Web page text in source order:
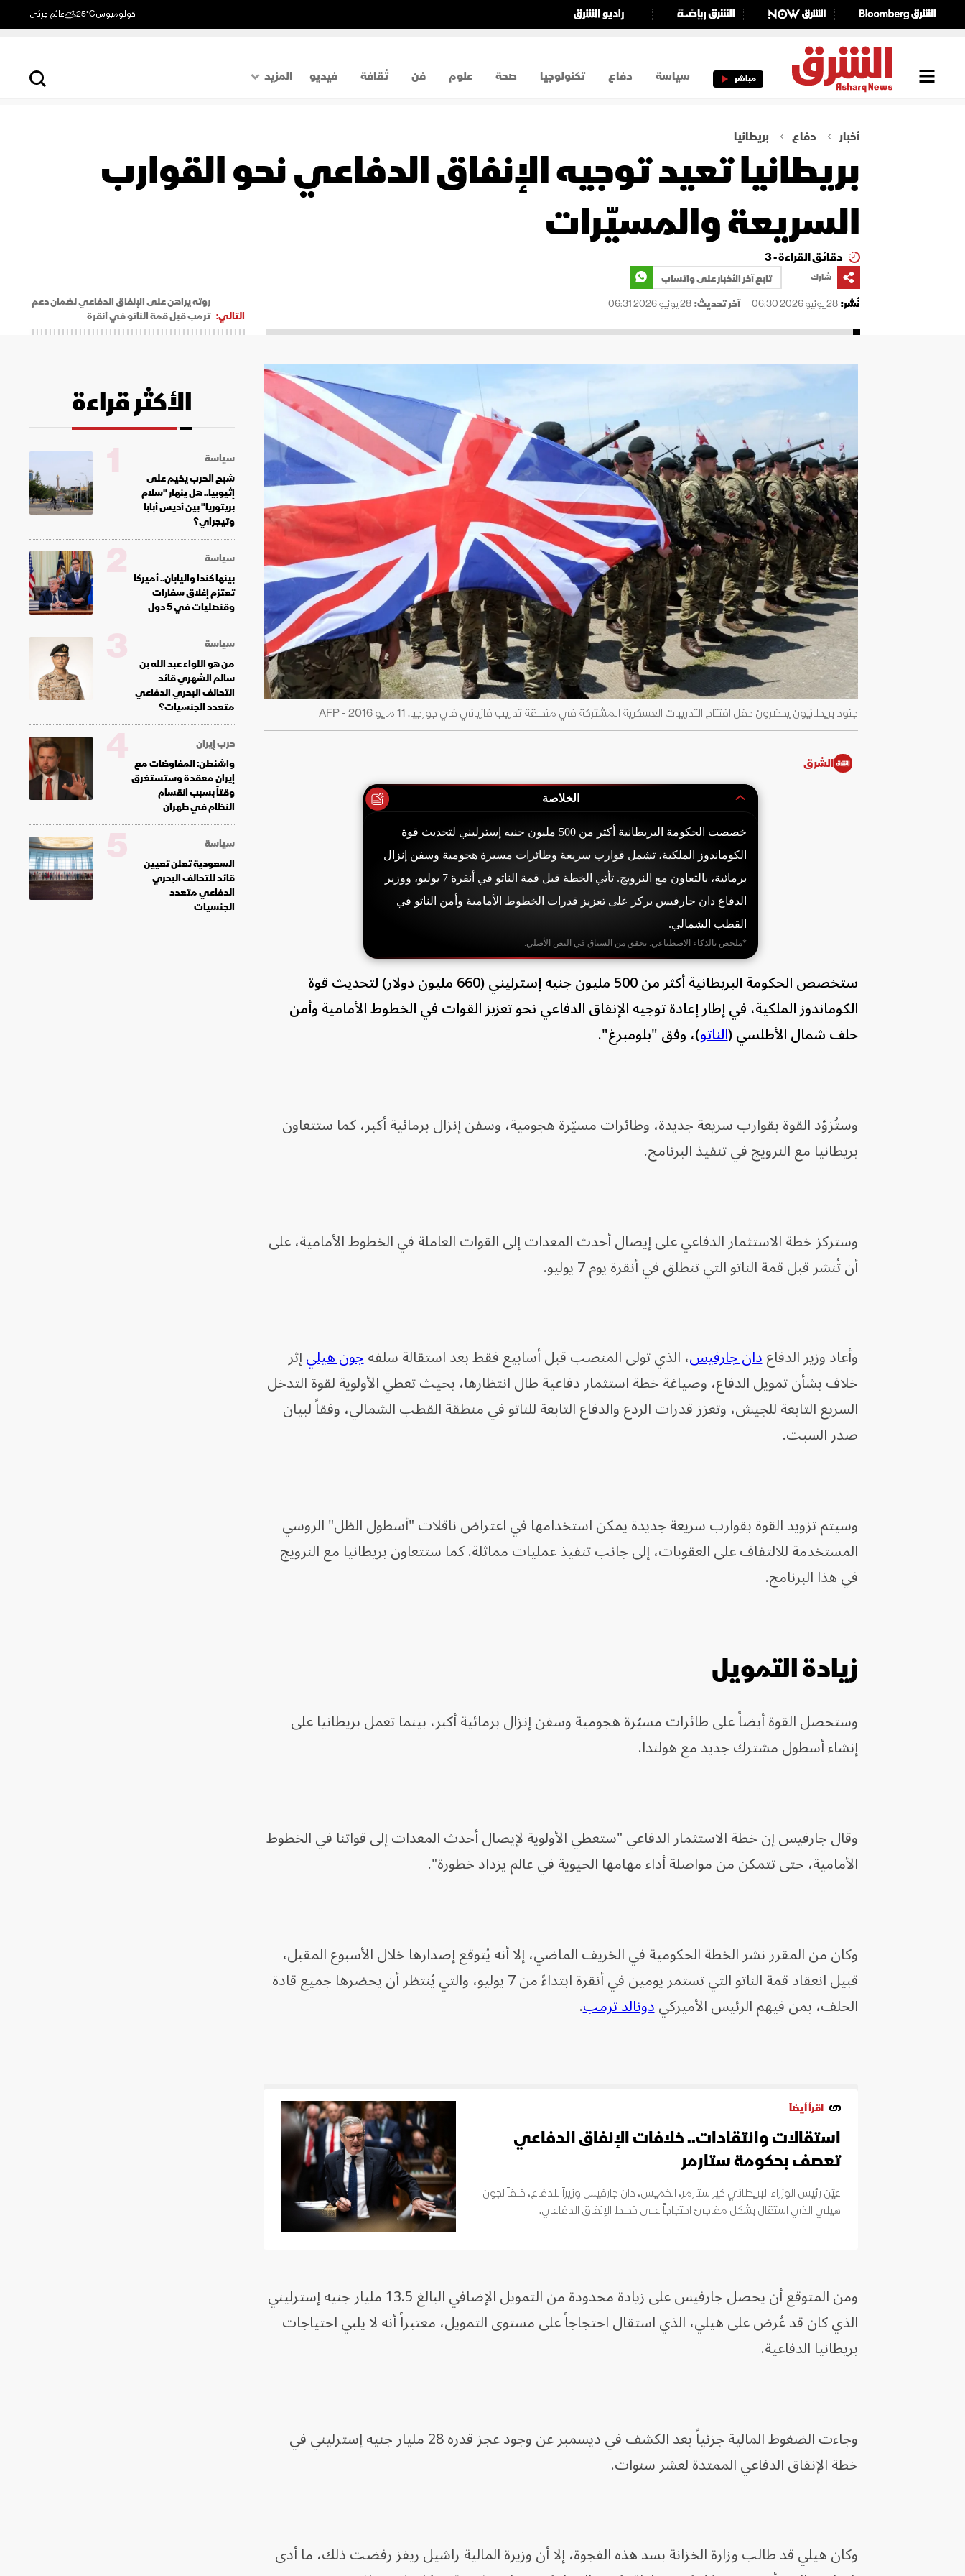
كولومبوس25°C غائم جزئي
مباشر سياسة دفاع تكنولوجيا صحة علوم فن ثقافة فيديو
المزيد
اقتصاد
أخبار دفاع بريطانيا
بريطانيا تعيد توجيه الإنفاق الدفاعي نحو القوارب
السريعة والمسيّرات
دقائق القراءة - 3
شارك
تابع آخر الأخبار على واتساب
نُشر:28 يونيو 2026 06:30 آخر تحديث:28 يونيو 2026 06:31
التالي:
روته يراهن على الإنفاق الدفاعي لضمان دعم
ترمب قبل قمة الناتو في أنقرة
جنود بريطانيون يحضرون حفل افتتاح التدريبات العسكرية المشتركة في منطقة تدريب فازياني في جورجيا. 11 مايو 2016 - AFP
الشرق
الخلاصة
خصصت الحكومة البريطانية أكثر من 500 مليون جنيه إسترليني لتحديث قوة
الكوماندوز الملكية، تشمل قوارب سريعة وطائرات مسيرة هجومية وسفن إنزال
برمائية، بالتعاون مع النرويج. تأتي الخطة قبل قمة الناتو في أنقرة 7 يوليو، ووزير
الدفاع دان جارفيس يركز على تعزيز قدرات الخطوط الأمامية وأمن الناتو في
القطب الشمالي.
*ملخص بالذكاء الاصطناعي. تحقق من السياق في النص الأصلي.
ستخصص الحكومة البريطانية أكثر من 500 مليون جنيه إسترليني (660 مليون دولار) لتحديث قوة
الكوماندوز الملكية، في إطار إعادة توجيه الإنفاق الدفاعي نحو تعزيز القوات في الخطوط الأمامية وأمن
حلف شمال الأطلسي (الناتو)، وفق "بلومبرغ".
وستُزوّد القوة بقوارب سريعة جديدة، وطائرات مسيّرة هجومية، وسفن إنزال برمائية أكبر، كما ستتعاون
بريطانيا مع النرويج في تنفيذ البرنامج.
وستركز خطة الاستثمار الدفاعي على إيصال أحدث المعدات إلى القوات العاملة في الخطوط الأمامية، على
أن تُنشر قبل قمة الناتو التي تنطلق في أنقرة يوم 7 يوليو.
وأعاد وزير الدفاعدان جارفيس، الذي تولى المنصب قبل أسابيع فقط بعد استقالة سلفهجون هيليإثر
خلاف بشأن تمويل الدفاع، وصياغة خطة استثمار دفاعية طال انتظارها، بحيث تعطي الأولوية لقوة التدخل
السريع التابعة للجيش، وتعزز قدرات الردع والدفاع التابعة للناتو في منطقة القطب الشمالي، وفقاً لبيان
صدر السبت.
وسيتم تزويد القوة بقوارب سريعة جديدة يمكن استخدامها في اعتراض ناقلات "أسطول الظل" الروسي
المستخدمة للالتفاف على العقوبات، إلى جانب تنفيذ عمليات مماثلة. كما ستتعاون بريطانيا مع النرويج
في هذا البرنامج.
زيادة التمويل
وستحصل القوة أيضاً على طائرات مسيّرة هجومية وسفن إنزال برمائية أكبر، بينما تعمل بريطانيا على
إنشاء أسطول مشترك جديد مع هولندا.
وقال جارفيس إن خطة الاستثمار الدفاعي "ستعطي الأولوية لإيصال أحدث المعدات إلى قواتنا في الخطوط
الأمامية، حتى تتمكن من مواصلة أداء مهامها الحيوية في عالم يزداد خطورة".
وكان من المقرر نشر الخطة الحكومية في الخريف الماضي، إلا أنه يُتوقع إصدارها خلال الأسبوع المقبل،
قبيل انعقاد قمة الناتو التي تستمر يومين في أنقرة ابتداءً من 7 يوليو، والتي يُنتظر أن يحضرها جميع قادة
الحلف، بمن فيهم الرئيس الأميركيدونالد ترمب.
اقرأ أيضاً
استقالات وانتقادات.. خلافات الإنفاق الدفاعي
تعصف بحكومة ستارمر
عيّن رئيس الوزراء البريطاني كير ستارمر، الخميس، دان جارفيس وزيراً للدفاع، خلفاً لجون
هيلي الذي استقال بشكل مفاجئ احتجاجاً على خطط الإنفاق الدفاعي.
ومن المتوقع أن يحصل جارفيس على زيادة محدودة من التمويل الإضافي البالغ 13.5 مليار جنيه إسترليني
الذي كان قد عُرض على هيلي، الذي استقال احتجاجاً على مستوى التمويل، معتبراً أنه لا يلبي احتياجات
بريطانيا الدفاعية.
وجاءت الضغوط المالية جزئياً بعد الكشف في ديسمبر عن وجود عجز قدره 28 مليار جنيه إسترليني في
خطة الإنفاق الدفاعي الممتدة لعشر سنوات.
وكان هيلي قد طالب وزارة الخزانة بسد هذه الفجوة، إلا أن وزيرة المالية راشيل ريفز رفضت ذلك، ما أدى
الأكثر قراءة
سياسة
شبح الحرب يخيم على
إثيوبيا.. هل ينهار "سلام
بريتوريا" بين أديس أبابا
وتيجراي؟
1
سياسة
بينها كندا واليابان.. أميركا
تعتزم إغلاق سفارات
وقنصليات في 5 دول
2
سياسة
من هو اللواء عبد الله بن
سالم الشهري قائد
التحالف البحري الدفاعي
متعدد الجنسيات؟
3
حرب إيران
واشنطن: المفاوضات مع
إيران معقدة وستستغرق
وقتاً بسبب انقسام
النظام في طهران
4
سياسة
السعودية تعلن تعيين
قائد للتحالف البحري
الدفاعي متعدد
الجنسيات
5